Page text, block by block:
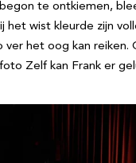
te ontkiemen,
het wist kleurde zijn
ver het oog kan reiken.
Zelf kan Frank er